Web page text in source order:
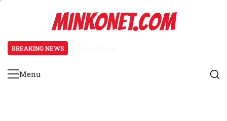
MINKONET.COM
BREAKING NEWS
Primary
Menu